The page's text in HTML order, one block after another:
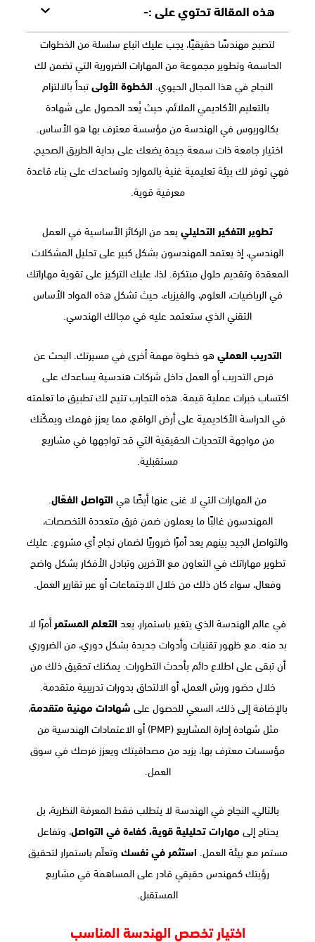
هذه المقالة تحتوي على :-
لتصبح مهندسًا حقيقيًا، يجب عليك اتباع سلسلة من الخطوات
الحاسمة وتطوير مجموعة من المهارات الضرورية التي تضمن لك
النجاح في هذا المجال الحيوي. الخطوة الأولىتبدأ بالالتزام
بالتعليم الأكاديمي الملائم، حيث يُعد الحصول على شهادة
بكالوريوس في الهندسة من مؤسسة معترف بها هو الأساس.
اختيار جامعة ذات سمعة جيدة يضعك على بداية الطريق الصحيح،
فهي توفر لك بيئة تعليمية غنية بالموارد وتساعدك على بناء قاعدة
معرفية قوية.
تطوير التفكير التحليلي يعد من الركائز الأساسية في العمل
الهندسي، إذ يعتمد المهندسون بشكل كبير على تحليل المشكلات
المعقدة وتقديم حلول مبتكرة. لذا، عليك التركيز على تقوية مهاراتك
في الرياضيات، العلوم، والفيزياء، حيث تشكل هذه المواد الأساس
التقني الذي ستعتمد عليه في مجالك الهندسي.
التدريب العمليهو خطوة مهمة أخرى في مسيرتك. البحث عن
فرص التدريب أو العمل داخل شركات هندسية يساعدك على
اكتساب خبرات عملية قيمة. هذه التجارب تتيح لك تطبيق ما تعلمته
في الدراسة الأكاديمية على أرض الواقع، مما يعزز فهمك ويمكّنك
من مواجهة التحديات الحقيقية التي قد تواجهها في مشاريع
مستقبلية.
من المهارات التي لا غنى عنها أيضًا هي التواصل الفعّال
المهندسون غالبًا ما يعملون ضمن فرق متعددة التخصصات،
والتواصل الجيد بينهم يعد أمرًا ضروريًا لضمان نجاح أي مشروع. عليك
تطوير مهاراتك في التعاون مع الآخرين وتبادل الأفكار بشكل واضح
وفعال، سواء كان ذلك من خلال الاجتماعات أو عبر تقارير العمل.
في عالم الهندسة الذي يتغير باستمرار، يعد التعلم المستمرأمرًا لا
بد منه. مع ظهور تقنيات وأدوات جديدة بشكل دوري، من الضروري
أن تبقى على اطلاع دائم بأحدث التطورات. يمكنك تحقيق ذلك من
خلال حضور ورش العمل، أو الالتحاق بدورات تدريبية متقدمة.
بالإضافة إلى ذلك، السعي للحصول على شهادات مهنية متقدمة،
مثل شهادة إدارة المشاريع (PMP) أو الاعتمادات الهندسية من
مؤسسات معترف بها، يزيد من مصداقيتك ويعزز فرصك في سوق
العمل.
بالتالي، النجاح في الهندسة لا يتطلب فقط المعرفة النظرية، بل
يحتاج إلى مهارات تحليلية قوية، كفاءة في التواصل، وتفاعل
مستمر مع بيئة العمل. استثمر في نفسك وتعلّم باستمرار لتحقيق
رؤيتك كمهندس حقيقي قادر على المساهمة في مشاريع
المستقبل.
اختيار تخصص الهندسة المناسب